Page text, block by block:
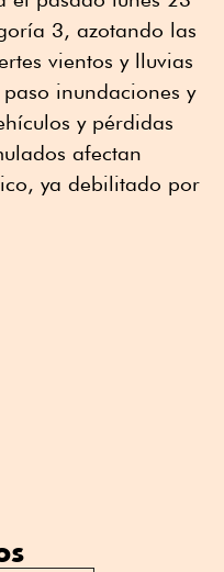
3, azotando las
vientos y lluvias
inundaciones y
y pérdidas
afectan
ya debilitado por